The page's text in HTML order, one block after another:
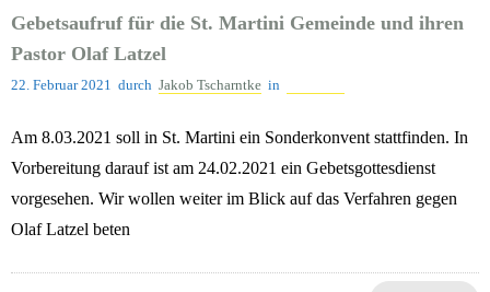
Gebetsaufruf für die St. Martini Gemeinde und ihren
Pastor Olaf Latzel
22. Februar 2021 durch Jakob Tscharntke in
Am 8.03.2021 soll in St. Martini ein Sonderkonvent stattfinden. In
Vorbereitung darauf ist am 24.02.2021 ein Gebetsgottesdienst
vorgesehen. Wir wollen weiter im Blick auf das Verfahren gegen
Olaf Latzel beten